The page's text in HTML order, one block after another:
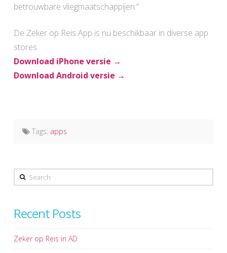
betrouwbare vliegmaatschappijen.”
De Zeker op Reis App is nu beschikbaar in diverse app
stores.
Download iPhone versie →
Download Android versie →
Tags: apps
Search
Recent Posts
Zeker op Reis in AD